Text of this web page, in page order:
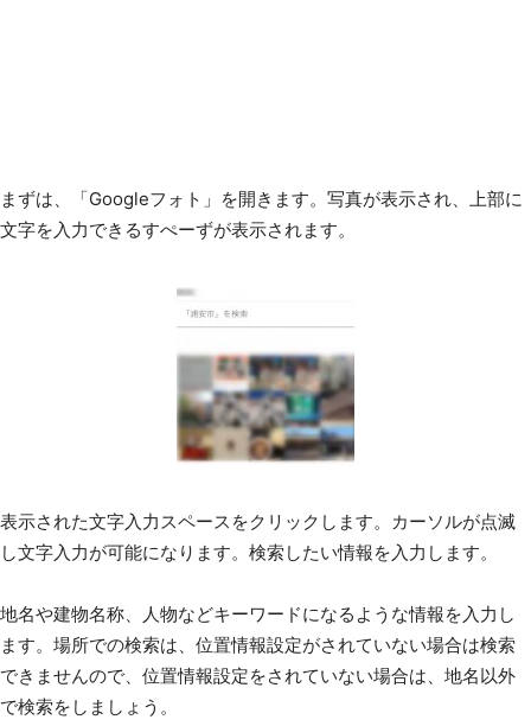
まずは、「Googleフォト」を開きます。写真が表示され、上部に
文字を入力できるすぺーずが表示されます。
表示された文字入力スペースをクリックします。カーソルが点滅
し文字入力が可能になります。検索したい情報を入力します。
地名や建物名称、人物などキーワードになるような情報を入力し
ます。場所での検索は、位置情報設定がされていない場合は検索
できませんので、位置情報設定をされていない場合は、地名以外
で検索をしましょう。